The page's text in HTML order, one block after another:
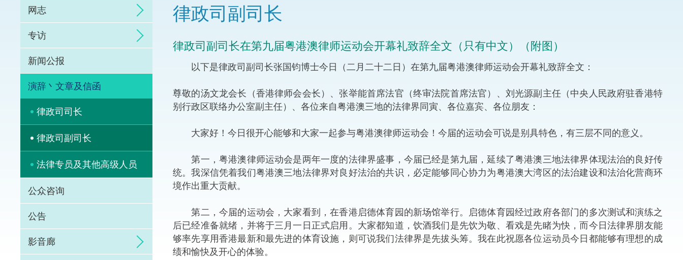
اردو (乌尔都语)
Tiếng Việt (越南语)
诉讼
网上争议解决及法律科技
体育争议解决先导计划
能力建设
法律枢纽
促成交易和争议解决服务中心
与内地有关的项目及合作安排
与澳门特区的安排
“一带一路”建设
粤港澳大湾区 维护
相互
一般
网志
专访
新闻公报
演辞丶文章及信函
律政司司长
律政司副司长
法律专员及其他高级人员
公众咨询
公告
影音廊
律政司副司长
律政司副司长在第九届粤港澳律师运动会开幕礼致辞全文（只有中文）（附图）
以下是律政司副司长张国钧博士今日（二月二十二日）在第九届粤港澳律师运动会开幕礼致辞全文：
尊敬的汤文龙会长（香港律师会会长）、张举能首席法官（终审法院首席法官）、刘光源副主任（中央人民政府驻香港特
别行政区联络办公室副主任）、各位来自粤港澳三地的法律界同寅、各位嘉宾、各位朋友：
大家好！今日很开心能够和大家一起参与粤港澳律师运动会！今届的运动会可说是别具特色，有三层不同的意义。
第一，粤港澳律师运动会是两年一度的法律界盛事，今届已经是第九届，延续了粤港澳三地法律界体现法治的良好传
统。我深信凭着我们粤港澳三地法律界对良好法治的共识，必定能够同心协力为粤港澳大湾区的法治建设和法治化营商环
境作出重大贡献。
第二，今届的运动会，大家看到，在香港启德体育园的新场馆举行。启德体育园经过政府各部门的多次测试和演练之
后已经准备就绪，并将于三月一日正式启用。大家都知道，饮酒我们是先饮为敬、看戏是先睹为快，而今日法律界朋友能
够率先享用香港最新和最先进的体育设施，则可说我们法律界是先拔头筹。我在此祝愿各位运动员今日都能够有理想的成
绩和愉快及开心的体验。